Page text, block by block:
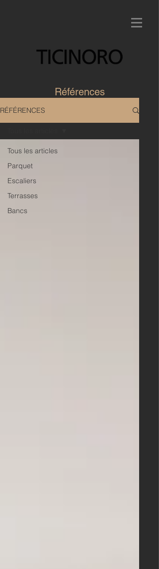
Références
RÉFÉRENCES
Tous les articles
Parquet
Escaliers
Terrasses
Bancs